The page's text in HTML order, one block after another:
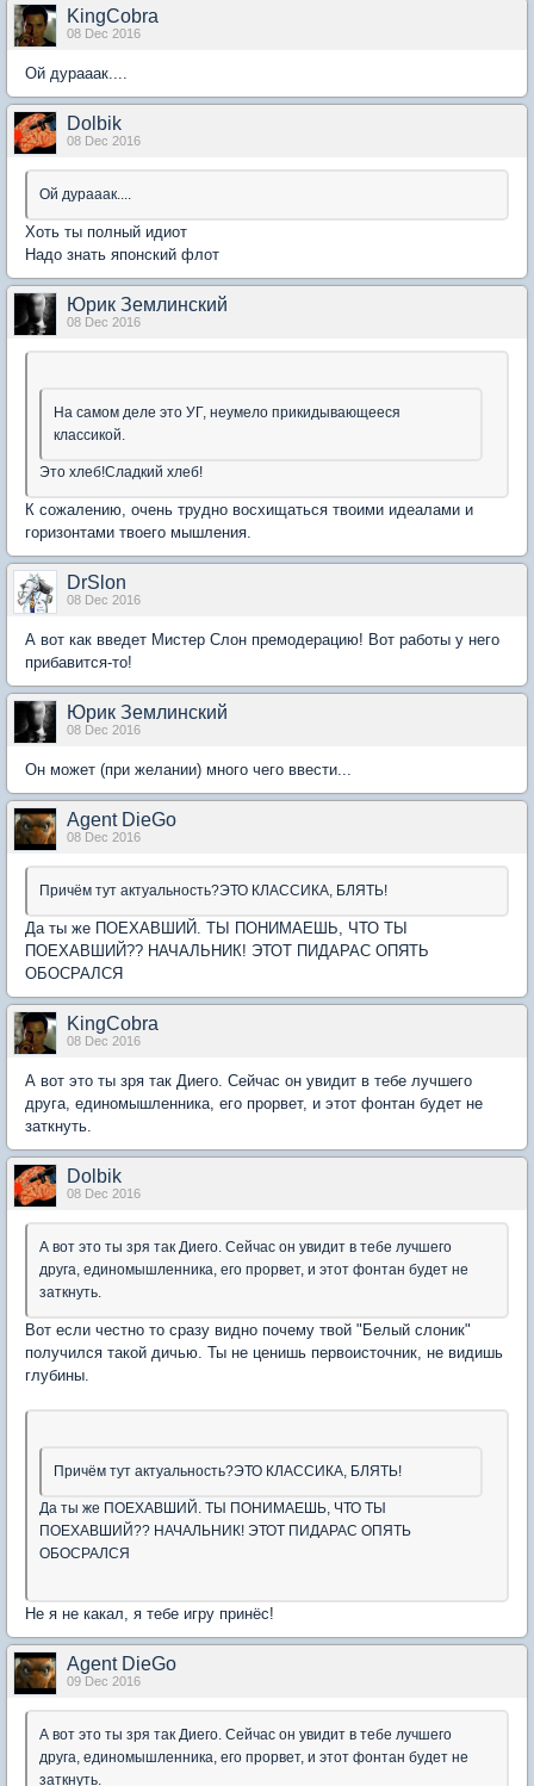
KingCobra
08 Dec 2016
Ой дурааак....
Dolbik
08 Dec 2016
Ой дурааак....
Хоть ты полный идиот
Надо знать японский флот
Юрик Землинский
08 Dec 2016
На самом деле это УГ, неумело прикидывающееся
классикой.
Это хлеб!Сладкий хлеб!
К сожалению, очень трудно восхищаться твоими идеалами и
горизонтами твоего мышления.
DrSlon
08 Dec 2016
А вот как введет Мистер Слон премодерацию! Вот работы у него
прибавится-то!
Юрик Землинский
08 Dec 2016
Он может (при желании) много чего ввести...
Agent DieGo
08 Dec 2016
Причём тут актуальность?ЭТО КЛАССИКА, БЛЯТЬ!
Да ты же ПОЕХАВШИЙ. ТЫ ПОНИМАЕШЬ, ЧТО ТЫ
ПОЕХАВШИЙ?? НАЧАЛЬНИК! ЭТОТ ПИДАРАС ОПЯТЬ
ОБОСРАЛСЯ
KingCobra
08 Dec 2016
А вот это ты зря так Диего. Сейчас он увидит в тебе лучшего
друга, единомышленника, его прорвет, и этот фонтан будет не
заткнуть.
Dolbik
08 Dec 2016
А вот это ты зря так Диего. Сейчас он увидит в тебе лучшего
друга, единомышленника, его прорвет, и этот фонтан будет не
заткнуть.
Вот если честно то сразу видно почему твой "Белый слоник"
получился такой дичью. Ты не ценишь первоисточник, не видишь
глубины.
Причём тут актуальность?ЭТО КЛАССИКА, БЛЯТЬ!
Да ты же ПОЕХАВШИЙ. ТЫ ПОНИМАЕШЬ, ЧТО ТЫ
ПОЕХАВШИЙ?? НАЧАЛЬНИК! ЭТОТ ПИДАРАС ОПЯТЬ
ОБОСРАЛСЯ
Не я не какал, я тебе игру принёс!
Agent DieGo
09 Dec 2016
А вот это ты зря так Диего. Сейчас он увидит в тебе лучшего
друга, единомышленника, его прорвет, и этот фонтан будет не
заткнуть.